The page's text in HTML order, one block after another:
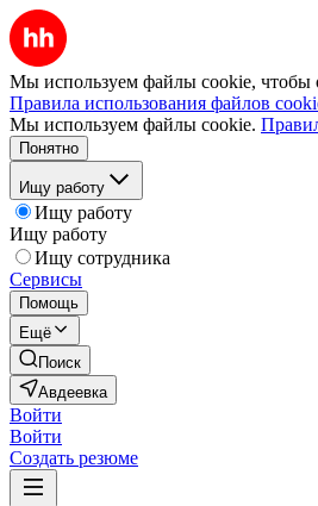
Мы используем файлы cookie, чтобы
Правила использования файлов
Мы используем файлы cookie.
Понятно
Ищу работу
Ищу работу
Ищу работу
Ищу сотрудника
Сервисы
Помощь
Ещё
Поиск
Авдеевка
Войти
Войти
Создать резюме